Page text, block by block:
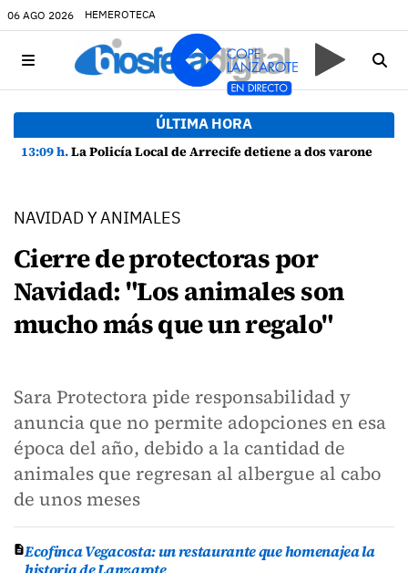
06 AGO 2026 HEMEROTECA
ÚLTIMA HORA
13:09 h.La Policía Local de Arrecife detiene a dos varones por altercado y amenazas con arma blanca
NAVIDAD Y ANIMALES
Cierre de protectoras por
Navidad: "Los animales son
mucho más que un regalo"
Sara Protectora pide responsabilidad y
anuncia que no permite adopciones en esa
época del año, debido a la cantidad de
animales que regresan al albergue al cabo
de unos meses
Ecofinca Vegacosta: un restaurante que homenajea la